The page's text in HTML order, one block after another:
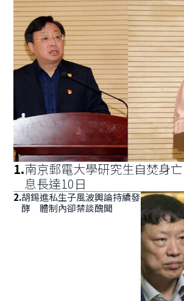
1.南京郵電大學研究生自焚身
息長達10日
2.胡錫進私生子風波輿論持續發
酵 體制內卻禁談醜聞